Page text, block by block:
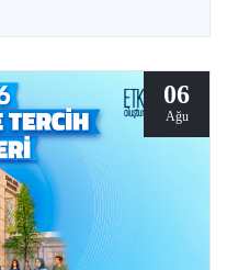
06
Ağu